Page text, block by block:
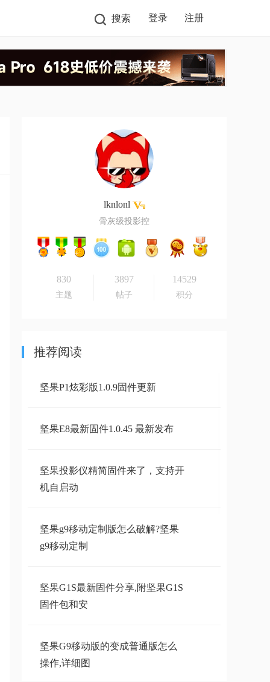
搜索 登录 注册
lknlonl
骨灰级投影控
830
主题
3897
帖子
14529
积分
推荐阅读
坚果P1炫彩版1.0.9固件更新
坚果E8最新固件1.0.45 最新发布
坚果投影仪精简固件来了，支持开
机自启动
坚果g9移动定制版怎么破解?坚果
g9移动定制
坚果G1S最新固件分享,附坚果G1S
固件包和安
坚果G9移动版的变成普通版怎么
操作,详细图